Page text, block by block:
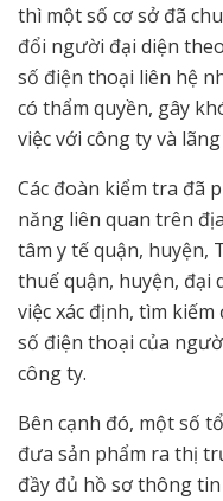
thì một số cơ sở đã
đổi người đại diện
số điện thoại liên hệ
có thẩm quyền, gây
việc với công ty và
Các đoàn kiểm tra đã
năng liên quan trên
tâm y tế quận, huyện,
thuế quận, huyện,
việc xác định, tìm
số điện thoại của
công ty.
Bên cạnh đó, một số
đưa sản phẩm ra thị
đầy đủ hồ sơ thông